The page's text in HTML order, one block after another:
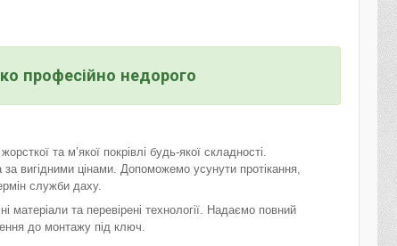
професійно недорого
та м’якої покрівлі будь-якої складності.
вигідними цінами. Допоможемо усунути протікання,
служби даху.
матеріали та перевірені технології. Надаємо повний
до монтажу під ключ.